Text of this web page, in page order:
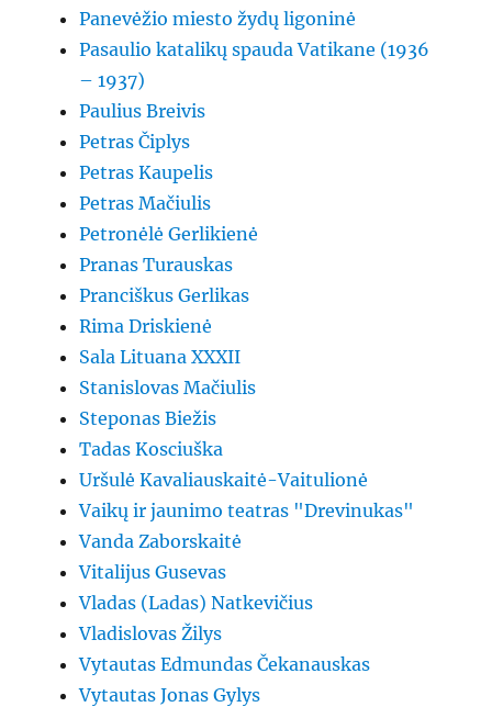
Panevėžio miesto žydų ligoninė
Pasaulio katalikų spauda Vatikane (1936
– 1937)
Paulius Breivis
Petras Čiplys
Petras Kaupelis
Petras Mačiulis
Petronėlė Gerlikienė
Pranas Turauskas
Pranciškus Gerlikas
Rima Driskienė
Sala Lituana XXXII
Stanislovas Mačiulis
Steponas Biežis
Tadas Kosciuška
Uršulė Kavaliauskaitė-Vaitulionė
Vaikų ir jaunimo teatras "Drevinukas"
Vanda Zaborskaitė
Vitalijus Gusevas
Vladas (Ladas) Natkevičius
Vladislovas Žilys
Vytautas Edmundas Čekanauskas
Vytautas Jonas Gylys